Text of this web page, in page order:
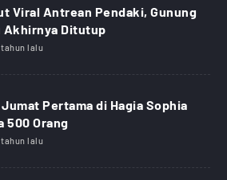
Viral Antrean Pendaki, Gunung
Akhirnya Ditutup
lalu
Pertama di Hagia Sophia
500 Orang
lalu